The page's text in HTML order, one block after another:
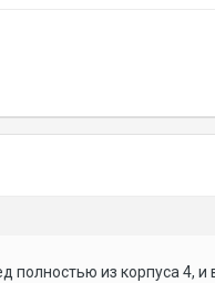
из корпуса 4, и